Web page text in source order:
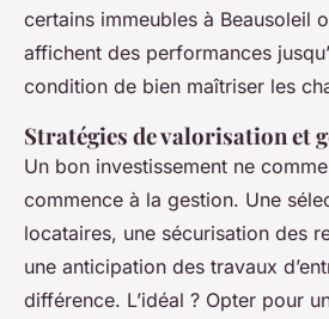
certains immeubles à Beausoleil
affichent des performances
condition de bien maîtriser les
Stratégies de valorisation et
Un bon investissement ne
commence à la gestion. Une
locataires, une sécurisation des
une anticipation des travaux
différence. L’idéal ? Opter pour